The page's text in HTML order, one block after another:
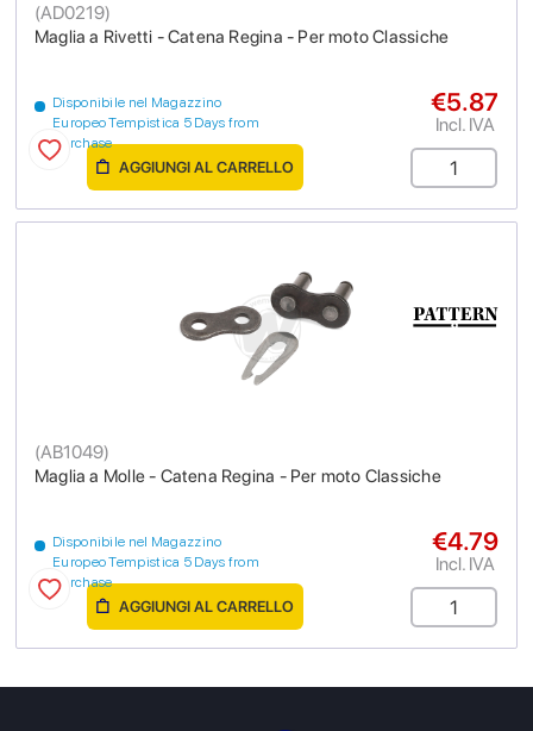
Maglia a Rivetti - Catena Regina - Per moto Classiche
(AD0219)
Disponibile nel Magazzino
Europeo Tempistica 5 Days from
purchase
€5.87
Incl. IVA
AGGIUNGI AL CARRELLO
Maglia a Molle - Catena Regina - Per moto Classiche
(AB1049)
Disponibile nel Magazzino
Europeo Tempistica 5 Days from
purchase
€4.79
Incl. IVA
AGGIUNGI AL CARRELLO